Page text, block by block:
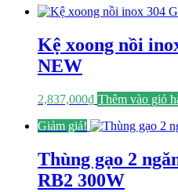
Kệ xoong nồi
NEW
2,837,000₫ Thêm vào giỏ
Giảm giá!
Thùng gạo 2
RB2 300W